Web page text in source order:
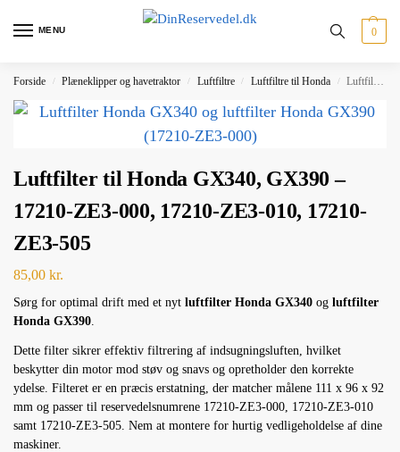
MENU 0
Forside / Plæneklipper og havetraktor / Luftfiltre / Luftfiltre til Honda / Luftfilter til Honda GX340, GX390 – 17210-ZE3-000, 17210-ZE3-010, 17210-ZE3-505
Luftfilter til Honda GX340, GX390 –
17210-ZE3-000, 17210-ZE3-010, 17210-
ZE3-505
85,00 kr.
Sørg for optimal drift med et nyt luftfilter Honda GX340 og luftfilter
Honda GX390
Dette filter sikrer effektiv filtrering af indsugningsluften, hvilket
beskytter din motor mod støv og snavs og opretholder den korrekte
ydelse. Filteret er en præcis erstatning, der matcher målene 111 x 96 x 92
mm og passer til reservedelsnumrene 17210-ZE3-000, 17210-ZE3-010
samt 17210-ZE3-505. Nem at montere for hurtig vedligeholdelse af dine
maskiner.